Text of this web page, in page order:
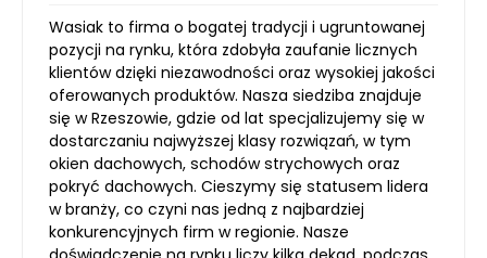
Wasiak to firma o bogatej tradycji i ugruntowanej
pozycji na rynku, która zdobyła zaufanie licznych
klientów dzięki niezawodności oraz wysokiej jakości
oferowanych produktów. Nasza siedziba znajduje
się w Rzeszowie, gdzie od lat specjalizujemy się w
dostarczaniu najwyższej klasy rozwiązań, w tym
okien dachowych, schodów strychowych oraz
pokryć dachowych. Cieszymy się statusem lidera
w branży, co czyni nas jedną z najbardziej
konkurencyjnych firm w regionie. Nasze